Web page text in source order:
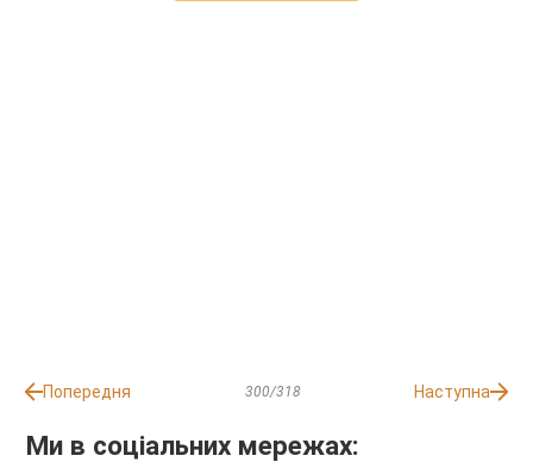
Попередня 300/318 Наступна
Ми в соціальних мережах: